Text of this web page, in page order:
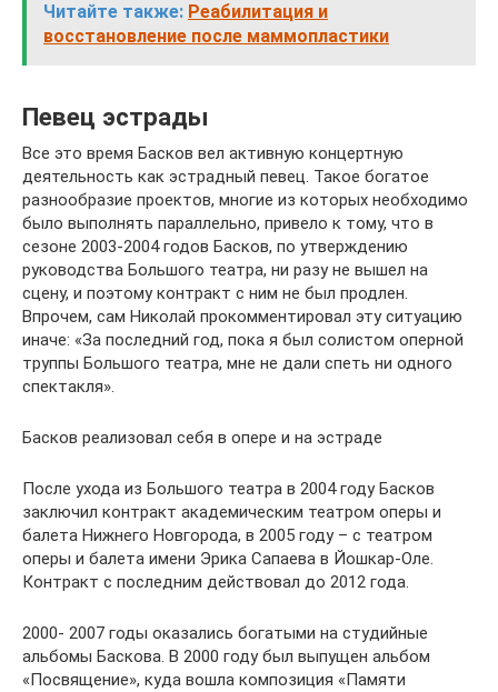
Читайте также: Реабилитация и
восстановление после маммопластики
Певец эстрады
Все это время Басков вел активную концертную
деятельность как эстрадный певец. Такое богатое
разнообразие проектов, многие из которых необходимо
было выполнять параллельно, привело к тому, что в
сезоне 2003-2004 годов Басков, по утверждению
руководства Большого театра, ни разу не вышел на
сцену, и поэтому контракт с ним не был продлен.
Впрочем, сам Николай прокомментировал эту ситуацию
иначе: «За последний год, пока я был солистом оперной
труппы Большого театра, мне не дали спеть ни одного
спектакля».
Басков реализовал себя в опере и на эстраде
После ухода из Большого театра в 2004 году Басков
заключил контракт академическим театром оперы и
балета Нижнего Новгорода, в 2005 году – с театром
оперы и балета имени Эрика Сапаева в Йошкар-Оле.
Контракт с последним действовал до 2012 года.
2000- 2007 годы оказались богатыми на студийные
альбомы Баскова. В 2000 году был выпущен альбом
«Посвящение», куда вошла композиция «Памяти